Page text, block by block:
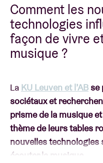
Comment les
technologies
façon de vivre
musique ?
La KU Leuven et l’AB se
sociétaux et
prisme de la musique
thème de leurs tables
nouvelles technologies
écouter la musique.